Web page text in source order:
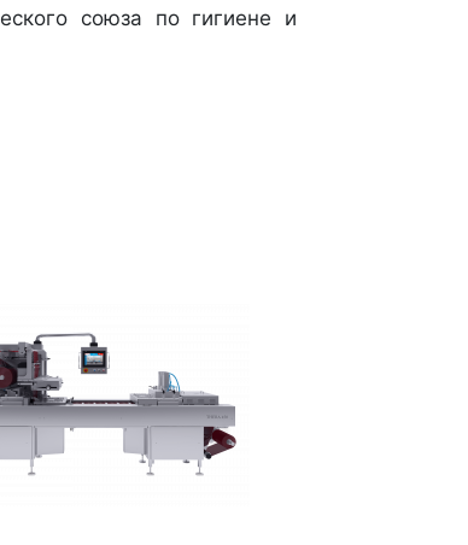
союза по гигиене и